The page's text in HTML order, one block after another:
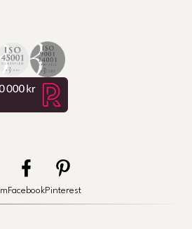
FacebookPinterest